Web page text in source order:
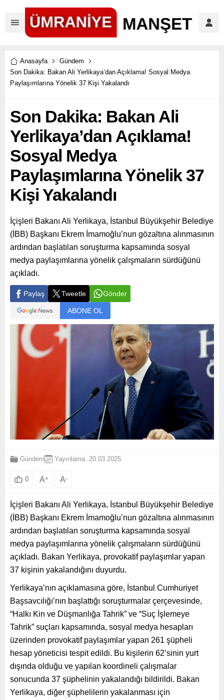
Anasayfa
Gündem
Son Dakika: Bakan Ali Yerlikaya’dan Açıklama! Sosyal Medya
Paylaşımlarına Yönelik 37 Kişi Yakalandı
Son Dakika: Bakan Ali
Yerlikaya’dan Açıklama!
Sosyal Medya
Paylaşımlarına Yönelik 37
Kişi Yakalandı
İçişleri Bakanı Ali Yerlikaya, İstanbul Büyükşehir Belediye
(İBB) Başkanı Ekrem İmamoğlu’nun gözaltına alınmasının
ardından başlatılan soruşturma kapsamında sosyal
medya paylaşımlarına yönelik çalışmaların sürdüğünü
açıkladı.
Paylaş Tweetle Gönder
ABONE OL
Gündem Yayınlama: 20.03.2025
0 A+ A-
İçişleri Bakanı Ali Yerlikaya, İstanbul Büyükşehir Belediye
(İBB) Başkanı Ekrem İmamoğlu’nun gözaltına alınmasının
ardından başlatılan soruşturma kapsamında sosyal
medya paylaşımlarına yönelik çalışmaların sürdüğünü
açıkladı. Bakan Yerlikaya, provokatif paylaşımlar yapan
37 kişinin yakalandığını duyurdu.
Yerlikaya’nın açıklamasına göre, İstanbul Cumhuriyet
Başsavcılığı’nın başlattığı soruşturmalar çerçevesinde,
“Halkı Kin ve Düşmanlığa Tahrik” ve “Suç İşlemeye
Tahrik” suçları kapsamında, sosyal medya hesapları
üzerinden provokatif paylaşımlar yapan 261 şüpheli
hesap yöneticisi tespit edildi. Bu kişilerin 62’sinin yurt
dışında olduğu ve yapılan koordineli çalışmalar
sonucunda 37 şüphelinin yakalandığı bildirildi. Bakan
Yerlikaya, diğer şüphelilerin yakalanması için